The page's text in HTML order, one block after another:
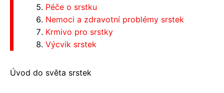
Péče o srstku
Nemoci a zdravotní problémy srstek
Krmivo pro srstky
Výcvik srstek
Úvod do světa srstek